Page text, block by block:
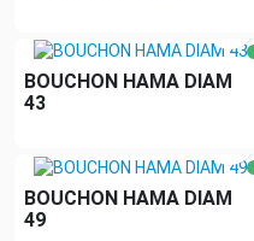
BOUCHON HAMA DIAM
43
BOUCHON HAMA DIAM
49